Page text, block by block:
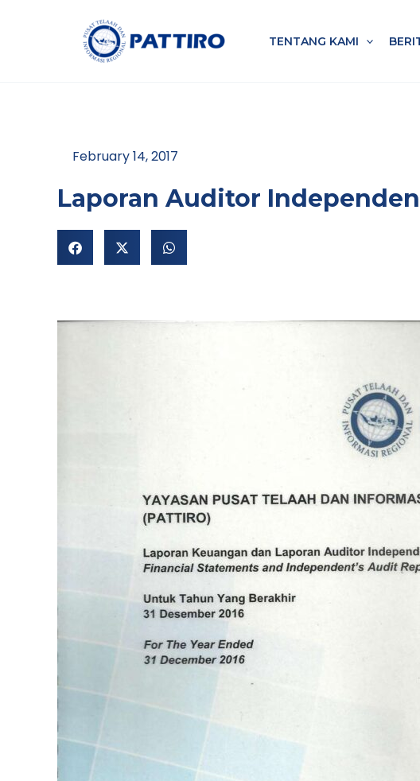
TENTANG KAMI
February 14, 2017
Laporan Auditor Independen